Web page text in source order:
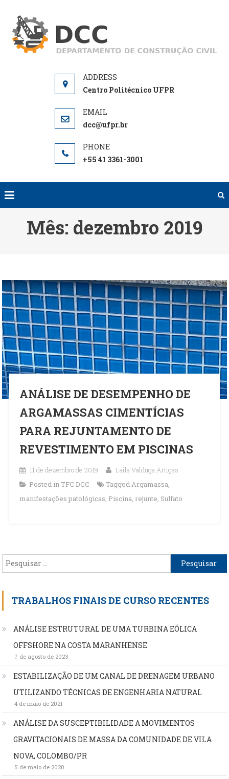
content
Centro Politécnico UFPR
dcc@ufpr.br
+55 41 3361-3001
Mês: dezembro 2019
ANÁLISE DE DESEMPENHO DE
ARGAMASSAS CIMENTÍCIAS
PARA REJUNTAMENTO DE
REVESTIMENTO EM PISCINAS
11 de dezembro de 2019
Laila Valduga Artigas
Posted in TFC DCC TaggedArgamassa,
manifestações patológicas, Piscina, rejunte, Sulfato
Pesquisar
por:
TRABALHOS FINAIS DE CURSO RECENTES
ANÁLISE ESTRUTURAL DE UMA TURBINA EÓLICA
OFFSHORE NA COSTA MARANHENSE
7 de agosto de 2023
ESTABILIZAÇÃO DE UM CANAL DE DRENAGEM URBANO
UTILIZANDO TÉCNICAS DE ENGENHARIA NATURAL
4 de maio de 2021
ANÁLISE DA SUSCEPTIBILIDADE A MOVIMENTOS
GRAVITACIONAIS DE MASSA DA COMUNIDADE DE VILA
NOVA, COLOMBO/PR
5 de maio de 2020